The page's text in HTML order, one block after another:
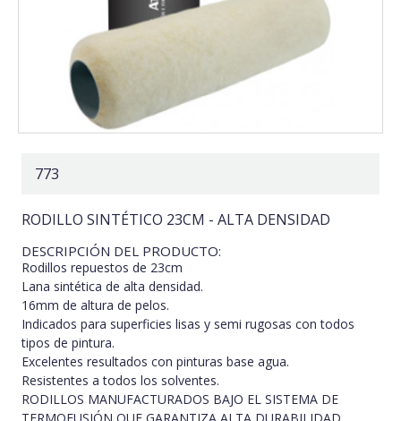
773
RODILLO SINTÉTICO 23CM - ALTA DENSIDAD
DESCRIPCIÓN DEL PRODUCTO:
Rodillos repuestos de 23cm
Lana sintética de alta densidad.
16mm de altura de pelos.
Indicados para superficies lisas y semi rugosas con todos
tipos de pintura.
Excelentes resultados con pinturas base agua.
Resistentes a todos los solventes.
RODILLOS MANUFACTURADOS BAJO EL SISTEMA DE
TERMOFUSIÓN QUE GARANTIZA ALTA DURABILIDAD.